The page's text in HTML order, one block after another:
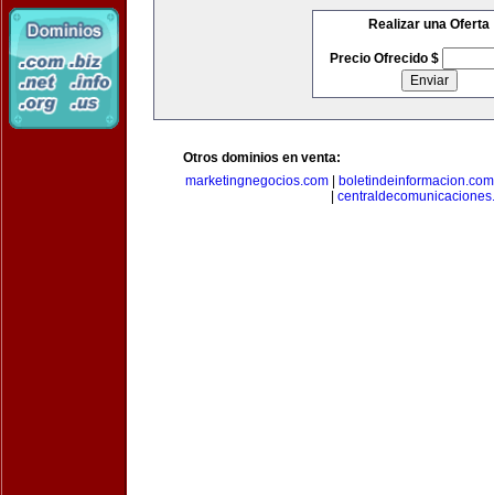
Realizar una Oferta
Precio Ofrecido $
Otros dominios en venta:
marketingnegocios.com
boletindeinformacion.com